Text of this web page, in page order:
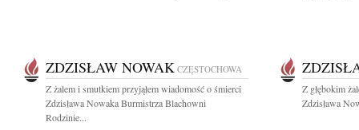
ZDZISŁAW NOWAK CZĘSTOCHOWA
Z żalem i smutkiem przyjąłem wiadomość o śmierci
Zdzisława Nowaka Burmistrza Blachowni
Rodzinie...
Z głębokim
Zdzisława